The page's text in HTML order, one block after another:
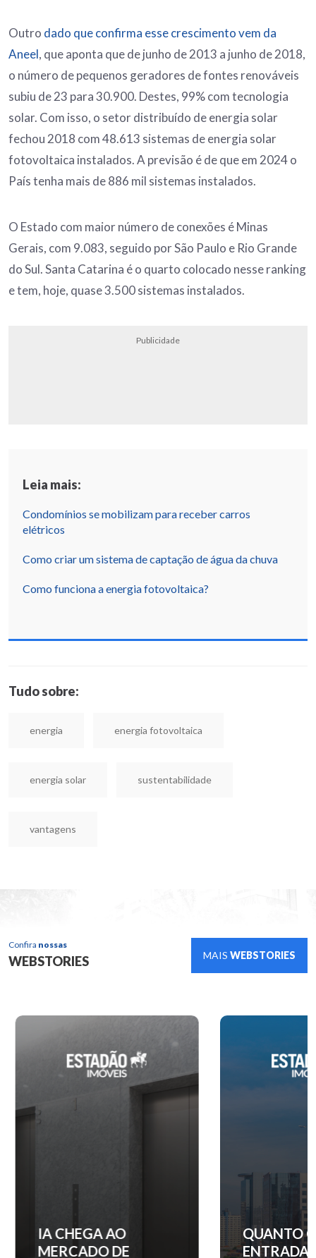
Outro dado que confirma esse crescimento vem da
Aneel, que aponta que de junho de 2013 a junho de 2018,
o número de pequenos geradores de fontes renováveis
subiu de 23 para 30.900. Destes, 99% com tecnologia
solar. Com isso, o setor distribuído de energia solar
fechou 2018 com 48.613 sistemas de energia solar
fotovoltaica instalados. A previsão é de que em 2024 o
País tenha mais de 886 mil sistemas instalados.
O Estado com maior número de conexões é Minas
Gerais, com 9.083, seguido por São Paulo e Rio Grande
do Sul. Santa Catarina é o quarto colocado nesse ranking
e tem, hoje, quase 3.500 sistemas instalados.
Publicidade
Leia mais:
Condomínios se mobilizam para receber carros
elétricos
Como criar um sistema de captação de água da chuva
Como funciona a energia fotovoltaica?
Tudo sobre:
energia energia fotovoltaica
energia solar sustentabilidade
vantagens
Confira nossas
WEBSTORIES MAIS WEBSTORIES
IA CHEGA AO
MERCADO DE
QUANTO
ENTRADA